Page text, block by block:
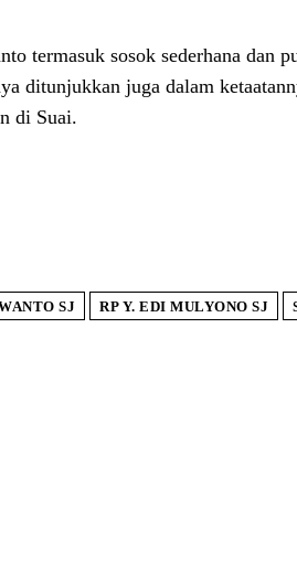
termasuk sosok sederhana dan
ditunjukkan juga dalam
di Suai.
SJ RP Y. EDI MULYONO SJ